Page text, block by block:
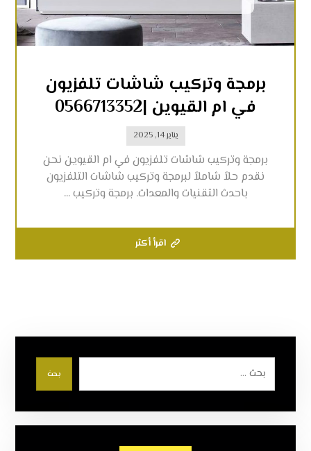
برمجة وتركيب شاشات تلفزيون
في ام القيوين |0566713352
يناير 14, 2025
برمجة وتركيب شاشات تلفزيون في ام القيوين نحن
نقدم حلاً شاملاً لبرمجة وتركيب شاشات التلفزيون
باحدث التقنيات والمعدات. برمجة وتركيب ...
اقرأ أكثر
بحث